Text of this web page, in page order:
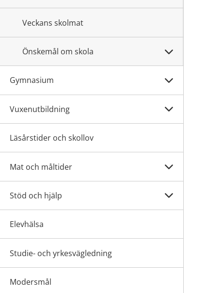
Veckans skolmat
Önskemål om skola
Gymnasium
Vuxenutbildning
Läsårstider och skollov
Mat och måltider
Stöd och hjälp
Elevhälsa
Studie- och yrkesvägledning
Modersmål